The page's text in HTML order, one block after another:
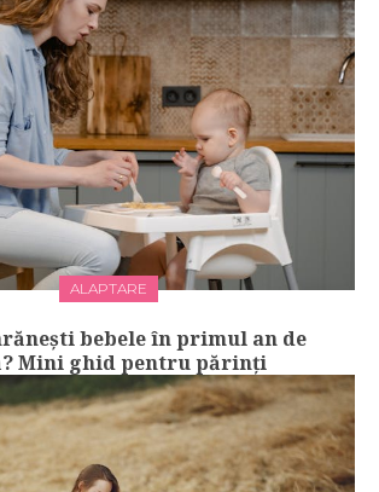
ALAPTARE
bebele în primul an de
Mini ghid pentru părinți